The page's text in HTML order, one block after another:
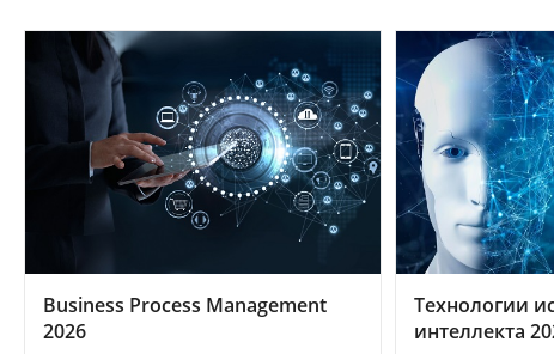
Business Process Management
2026
Технологии
интеллекта